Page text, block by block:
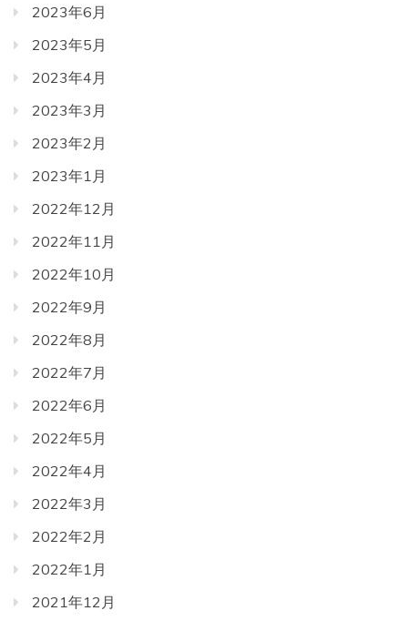
2023年6月
2023年5月
2023年4月
2023年3月
2023年2月
2023年1月
2022年12月
2022年11月
2022年10月
2022年9月
2022年8月
2022年7月
2022年6月
2022年5月
2022年4月
2022年3月
2022年2月
2022年1月
2021年12月